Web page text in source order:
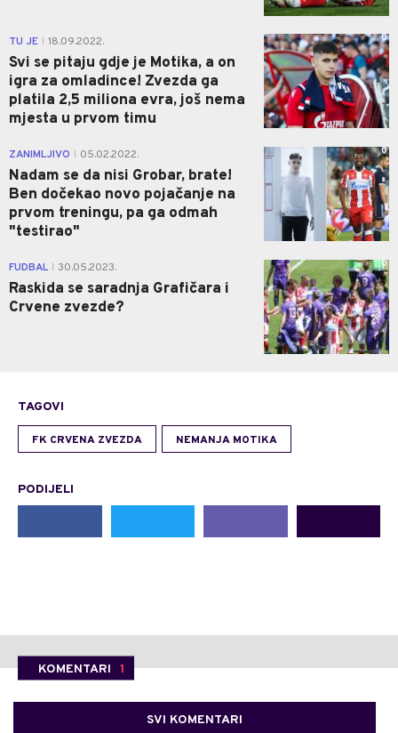
TU JE 18.09.2022.
Svi se pitaju gdje je Motika, a on
igra za omladince! Zvezda ga
platila 2,5 miliona evra, još nema
mjesta u prvom timu
0
ZANIMLJIVO 05.02.2022.
Nadam se da nisi Grobar, brate!
Ben dočekao novo pojačanje na
prvom treningu, pa ga odmah
"testirao"
0
FUDBAL 30.05.2023.
Raskida se saradnja Grafičara i
Crvene zvezde?
0
TAGOVI
FK CRVENA ZVEZDA NEMANJA MOTIKA
PODIJELI
KOMENTARI 1
SVI KOMENTARI